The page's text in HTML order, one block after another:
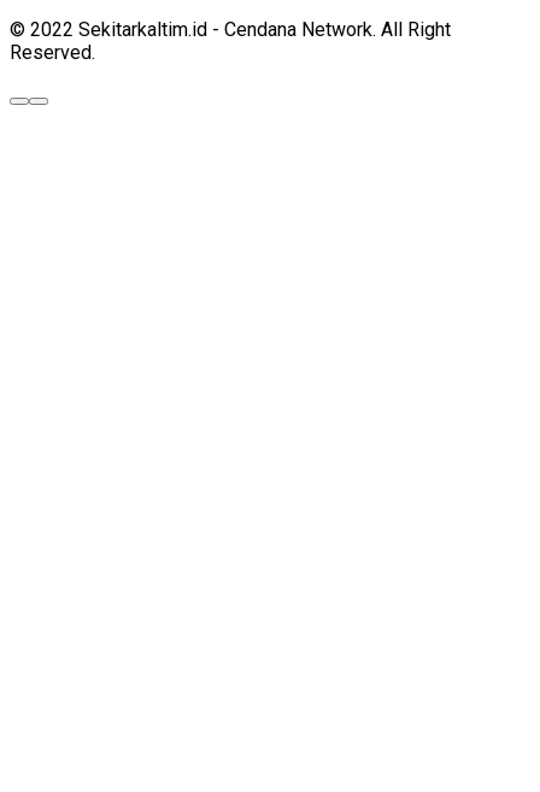
© 2022 Sekitarkaltim.id - Cendana Network. All Right
Reserved.